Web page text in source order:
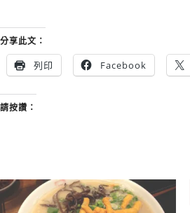
分享此文：
列印 Facebook
請按讚：